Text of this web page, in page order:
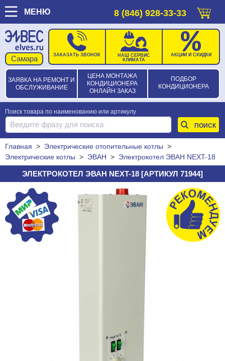
МЕНЮ 8 (846) 928-33-33
ЗАЯВКА НА РЕМОНТ И
ОБСЛУЖИВАНИЕ
ЦЕНА МОНТАЖА
КОНДИЦИОНЕРА
ОНЛАЙН ЗАКАЗ
ПОДБОР
КОНДИЦИОНЕРА
ЗАКАЗАТЬ ЗВОНОК
НАШ СЕРВИС
КЛИМАТА
АКЦИИ И СКИДКИ
Поиск товара по наименованию или артикулу
Главная > Электрические отопительные котлы >
Электрические котлы > ЭВАН > Электрокотел ЭВАН NEXT-18
ЭЛЕКТРОКОТЕЛ ЭВАН NEXT-18 [АРТИКУЛ 71944]